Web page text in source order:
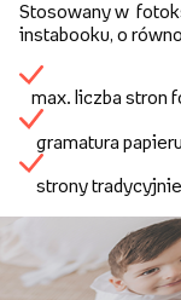
Stosowany w
instabooku, o
max. liczba stron
gramatura
strony